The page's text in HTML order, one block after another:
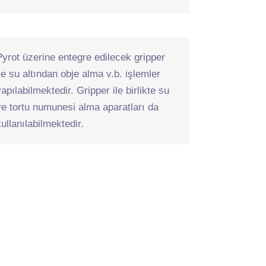
üzerine entegre edilecek gripper
su altından obje alma v.b. işlemler
Gripper ile birlikte su
tortu numunesi alma aparatları da